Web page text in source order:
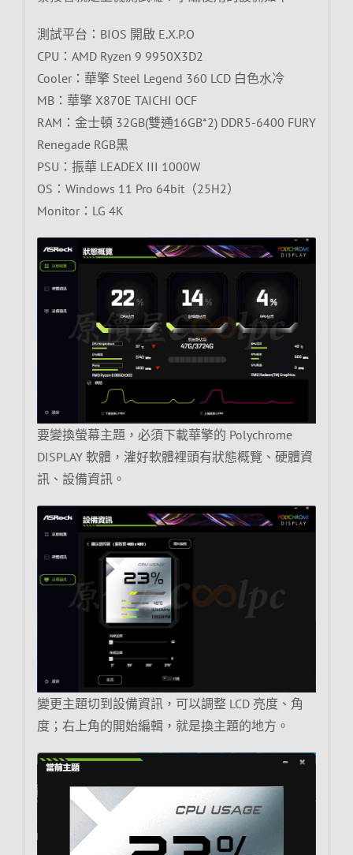
測試平台：BIOS 開啟 E.X.P.O
CPU：AMD Ryzen 9 9950X3D2
Cooler：華擎 Steel Legend 360 LCD 白色水冷
MB：華擎 X870E TAICHI OCF
RAM：金士頓 32GB(雙通16GB*2) DDR5-6400 FURY
Renegade RGB黑
PSU：振華 LEADEX III 1000W
OS：Windows 11 Pro 64bit（25H2）
Monitor：LG 4K
要變換螢幕主題，必須下載華擎的 Polychrome
DISPLAY 軟體，灌好軟體裡頭有狀態概覽、硬體資
訊、設備資訊。
變更主題切到設備資訊，可以調整 LCD 亮度、角
度；右上角的開始編輯，就是換主題的地方。